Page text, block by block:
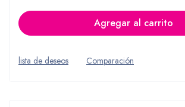
Agregar al carrito
lista de deseos Comparación